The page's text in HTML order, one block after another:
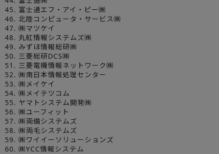
45. 富士通エフ・アイ・ピー㈱
46. 北陸コンピュータ・サービス㈱
47. ㈱マツケイ
48. 丸紅情報システムズ㈱
49. みずほ情報総研㈱
50. 三菱総研DCS㈱
51. 三菱電機情報ネットワーク㈱
52. ㈱南日本情報処理センター
53. ㈱メイケイ
54. ㈱メイテツコム
55. ヤマトシステム開発㈱
56. ㈱ユーフィット
57. ㈱両備システムズ
58. ㈱両毛システムズ
59. ㈱ワイイーソリューションズ
60. ㈱YCC情報システム